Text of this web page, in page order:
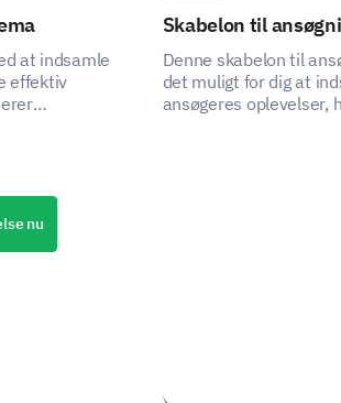
comments or suggestions you
in your community.
at indsamle
effektiv
Skabelon til
Denne skabelon til
det muligt for dig at
ansøgeres
nu